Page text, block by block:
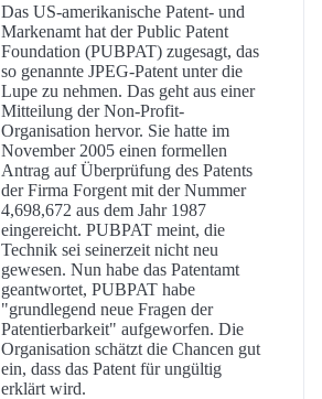
Das US-amerikanische Patent- und
Markenamt hat der Public Patent
Foundation (PUBPAT) zugesagt, das
so genannte JPEG-Patent unter die
Lupe zu nehmen. Das geht aus einer
Mitteilung der Non-Profit-
Organisation hervor. Sie hatte im
November 2005 einen formellen
Antrag auf Überprüfung des Patents
der Firma Forgent mit der Nummer
4,698,672 aus dem Jahr 1987
eingereicht. PUBPAT meint, die
Technik sei seinerzeit nicht neu
gewesen. Nun habe das Patentamt
geantwortet, PUBPAT habe
"grundlegend neue Fragen der
Patentierbarkeit" aufgeworfen. Die
Organisation schätzt die Chancen gut
ein, dass das Patent für ungültig
erklärt wird.